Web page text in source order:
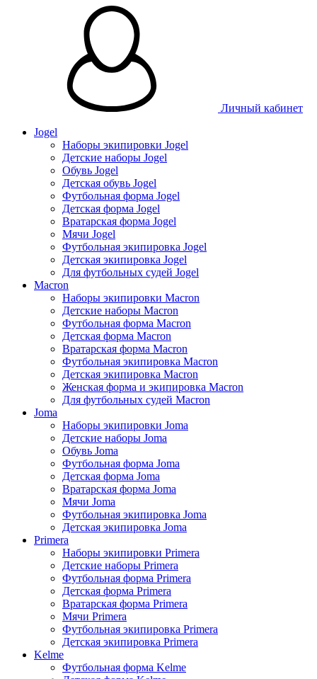
Личный кабинет
Jogel
Наборы экипировки Jogel
Детские наборы Jogel
Обувь Jogel
Детская обувь Jogel
Футбольная форма Jogel
Детская форма Jogel
Вратарская форма Jogel
Мячи Jogel
Футбольная экипировка Jogel
Детская экипировка Jogel
Для футбольных судей Jogel
Macron
Наборы экипировки Macron
Детские наборы Macron
Футбольная форма Macron
Детская форма Macron
Вратарская форма Macron
Футбольная экипировка Macron
Детская экипировка Macron
Женская форма и экипировка Macron
Для футбольных судей Macron
Joma
Наборы экипировки Joma
Детские наборы Joma
Обувь Joma
Футбольная форма Joma
Детская форма Joma
Вратарская форма Joma
Мячи Joma
Футбольная экипировка Joma
Детская экипировка Joma
Primera
Наборы экипировки Primera
Детские наборы Primera
Футбольная форма Primera
Детская форма Primera
Вратарская форма Primera
Мячи Primera
Футбольная экипировка Primera
Детская экипировка Primera
Kelme
Футбольная форма Kelme